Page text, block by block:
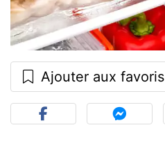
Ajouter aux favoris